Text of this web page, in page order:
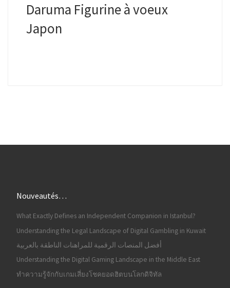
Daruma Figurine à voeux
Japon
Nouveautés…
What Exactly Defines an Independent Companion in Istanbul?
Understanding the Legal Landscape of Digital Gambling in Kuwait
أفضل المنصات الرقمية للمراهنات الناطقة بالعربية
Understanding the Digital Gaming Landscape in the Middle East
ทำความรู้จักกับเกมเสี่ยงโชคยอดฮิตบนโลกดิจิทัล